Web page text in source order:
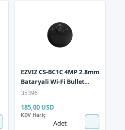
EZVIZ CS-BC1C 4MP 2.8mm
Bataryali Wi-Fi Bullet
Kamera
35396
185,00 USD
KDV Hariç
Adet